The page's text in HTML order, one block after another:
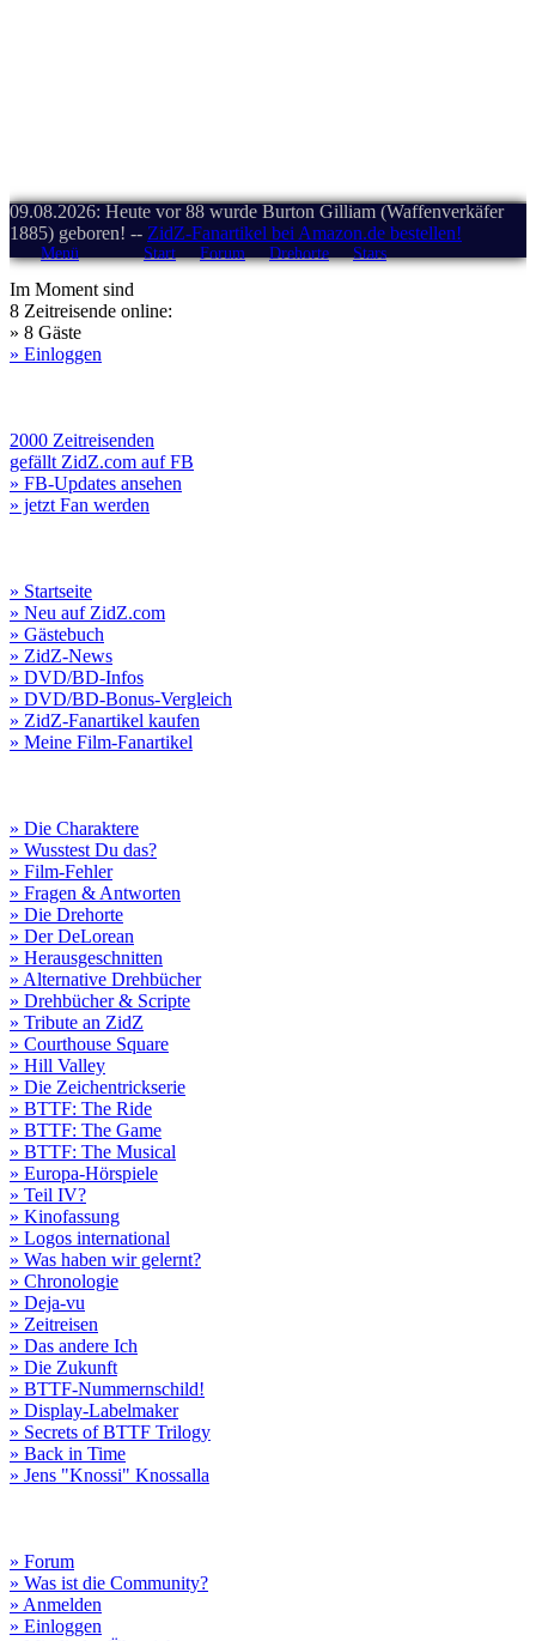
09.08.2026: Heute vor 88 wurde Burton Gilliam (Waffenverkäfer
1885) geboren! -- ZidZ-Fanartikel bei Amazon.de bestellen!
Menü Start Forum Drehorte Stars
Im Moment sind
8 Zeitreisende online:
» 8 Gäste
» Einloggen
2000 Zeitreisenden
gefällt ZidZ.com auf FB
» FB-Updates ansehen
» jetzt Fan werden
» Startseite
» Neu auf ZidZ.com
» Gästebuch
» ZidZ-News
» DVD/BD-Infos
» DVD/BD-Bonus-Vergleich
» ZidZ-Fanartikel kaufen
» Meine Film-Fanartikel
» Die Charaktere
» Wusstest Du das?
» Film-Fehler
» Fragen & Antworten
» Die Drehorte
» Der DeLorean
» Herausgeschnitten
» Alternative Drehbücher
» Drehbücher & Scripte
» Tribute an ZidZ
» Courthouse Square
» Hill Valley
» Die Zeichentrickserie
» BTTF: The Ride
» BTTF: The Game
» BTTF: The Musical
» Europa-Hörspiele
» Teil IV?
» Kinofassung
» Logos international
» Was haben wir gelernt?
» Chronologie
» Deja-vu
» Zeitreisen
» Das andere Ich
» Die Zukunft
» BTTF-Nummernschild!
» Display-Labelmaker
» Secrets of BTTF Trilogy
» Back in Time
» Jens "Knossi" Knossalla
» Forum
» Was ist die Community?
» Anmelden
» Einloggen